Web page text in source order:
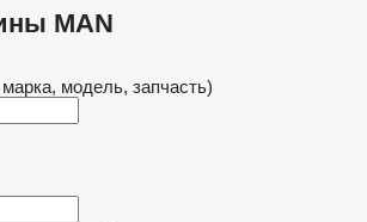
MAN
модель, запчасть)